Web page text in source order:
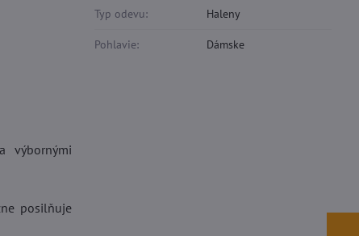
výbornými
posilňuje
Typ odevu: Haleny
Pohlavie: Dámske